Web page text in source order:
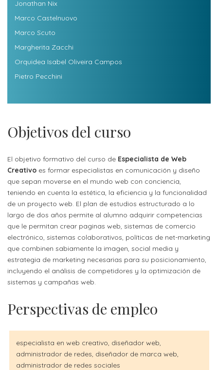
Jonathan Nix
Marco Castelnuovo
Marco Scuto
Margherita Zacchi
Orquidea Isabel Oliveira Campos
Pietro Pecchini
Objetivos del curso
El objetivo formativo del curso de Especialista de Web
Creativo es formar especialistas en comunicación y diseño
que sepan moverse en el mundo web con conciencia,
teniendo en cuenta la estética, la eficiencia y la funcionalidad
de un proyecto web. El plan de estudios estructurado a lo
largo de dos años permite al alumno adquirir competencias
que le permitan crear paginas web, sistemas de comercio
electrónico, sistemas colaborativos, políticas de net-marketing
que combinen sabiamente la imagen, social media y
estrategia de marketing necesarias para su posicionamiento,
incluyendo el análisis de competidores y la optimización de
sistemas y campañas web.
Perspectivas de empleo
especialista en web creativo, diseñador web,
administrador de redes, diseñador de marca web,
administrador de redes sociales